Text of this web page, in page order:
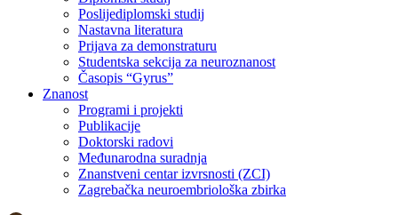
Poslijediplomski studij
Nastavna literatura
Prijava za demonstraturu
Studentska sekcija za neuroznanost
Časopis “Gyrus”
Znanost
Programi i projekti
Publikacije
Doktorski radovi
Međunarodna suradnja
Znanstveni centar izvrsnosti (ZCI)
Zagrebačka neuroembriološka zbirka